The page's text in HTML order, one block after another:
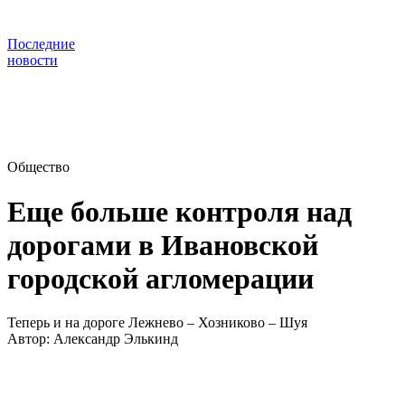
Последние
новости
Общество
Еще больше контроля над
дорогами в Ивановской
городской агломерации
Теперь и на дороге Лежнево – Хозниково – Шуя
Автор: Александр Элькинд